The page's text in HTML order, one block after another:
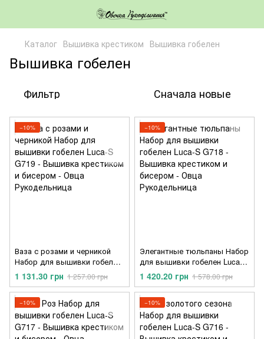
Каталог Вышивка крестиком Вышивка гобелен
Вышивка гобелен
Фильтр Сначала новые
−10%
Ваза с розами и черникой
Набор для вышивки гобелен
Luca-S G719
1 131.30 грн 1 257.00 грн
−10%
Элегантные тюльпаны Набор
для вышивки гобелен Luca-S
G718
1 420.20 грн 1 578.00 грн
−10% −10%